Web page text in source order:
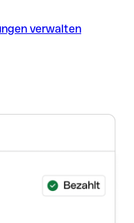
verwalten